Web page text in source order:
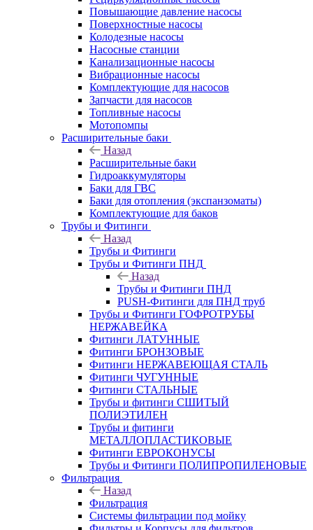
Повышающие давление насосы
Поверхностные насосы
Колодезные насосы
Насосные станции
Канализационные насосы
Вибрационные насосы
Комплектующие для насосов
Запчасти для насосов
Топливные насосы
Мотопомпы
Расширительные баки
Назад
Расширительные баки
Гидроаккумуляторы
Баки для ГВС
Баки для отопления (экспанзоматы)
Комплектующие для баков
Трубы и Фитинги
Назад
Трубы и Фитинги
Трубы и Фитинги ПНД
Назад
Трубы и Фитинги ПНД
PUSH-Фитинги для ПНД труб
Трубы и Фитинги ГОФРОТРУБЫ
НЕРЖАВЕЙКА
Фитинги ЛАТУННЫЕ
Фитинги БРОНЗОВЫЕ
Фитинги НЕРЖАВЕЮЩАЯ СТАЛЬ
Фитинги ЧУГУННЫЕ
Фитинги СТАЛЬНЫЕ
Трубы и фитинги СШИТЫЙ
ПОЛИЭТИЛЕН
Трубы и фитинги
МЕТАЛЛОПЛАСТИКОВЫЕ
Фитинги ЕВРОКОНУСЫ
Трубы и Фитинги ПОЛИПРОПИЛЕНОВЫЕ
Фильтрация
Назад
Фильтрация
Системы фильтрации под мойку